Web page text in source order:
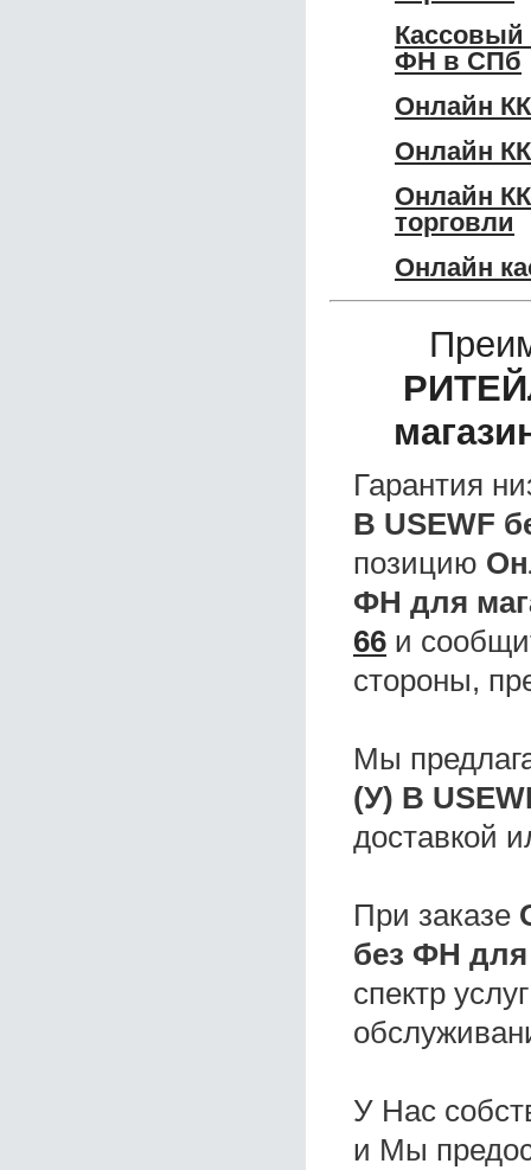
ФН в СПб
Онлайн
Онлайн
Онлайн
торговли
Онлайн
Гарантия
B USEWF
позицию
ФН для
66 и
стороны,
Мы
(У) B
доставкой
При заказе
без ФН для
спектр
У Нас
и Мы